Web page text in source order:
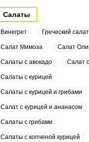
Салаты
Винегрет Греческий салат
Салат Мимоза Салат
Салаты с авокадо Салат
Салаты с курицей
Салаты с курицей и грибами
Салат с курицей и ананасом
Салаты с грибами
Салаты с копченой курицей